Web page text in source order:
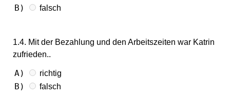
B) falsch
1.4. Mit der Bezahlung und den Arbeitszeiten war Katrin
zufrieden..
A) richtig
B) falsch